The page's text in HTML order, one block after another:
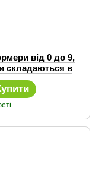
від 0 до 9,
складаються в